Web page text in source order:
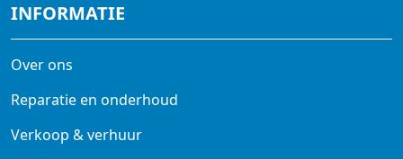
INFORMATIE
Over ons
Reparatie en onderhoud
Verkoop & verhuur